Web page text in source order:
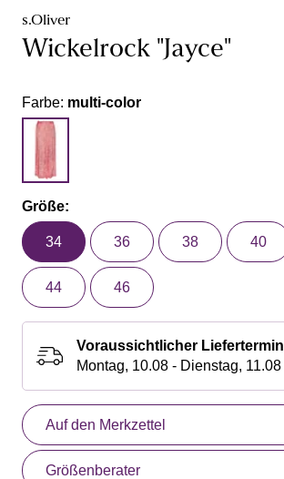
s.Oliver
Wickelrock "Jayce"
Farbe: multi-color
Größe:
34 36 38 40
44 46
Voraussichtlicher Liefertermin
Montag, 10.08 - Dienstag, 11.08
Auf den Merkzettel
Größenberater